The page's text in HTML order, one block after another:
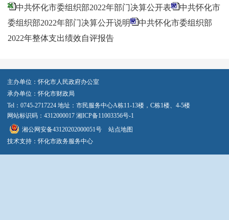
中共怀化市委组织部2022年部门决算公开表
中共怀化市
委组织部2022年部门决算公开说明
中共怀化市委组织部
2022年整体支出绩效自评报告
主办单位：怀化市人民政府办公室
承办单位：怀化市财政局
Tel：0745-2717224 地址：市民服务中心A栋11-13楼，C栋1楼、4-5楼
网站标识码：4312000017 湘ICP备11003356号-1
湘公网安备43120202000051号
站点地图
技术支持：怀化市政务服务中心